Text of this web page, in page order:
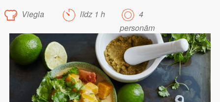
Viegla līdz 1 h
4
personām